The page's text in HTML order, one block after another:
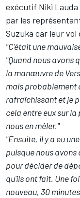
exécutif Niki
par les
Suzuka car leur vol
"C'était une
"Quand nous avons
la manœuvre de
mais probablement
rafraîchissant et je
cela entre eux sur
nous en mêler."
"Ensuite, il y a eu
puisque nous avons
pour décider de
qu'ils ont fait. Une
nouveau, 30